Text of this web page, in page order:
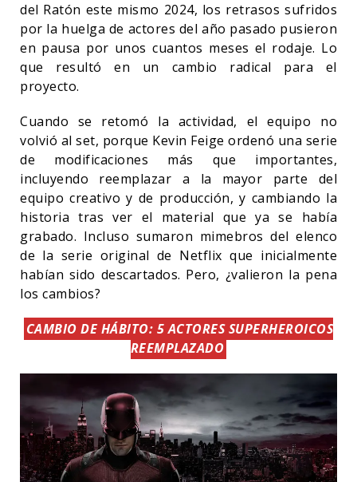
del Ratón este mismo 2024, los retrasos sufridos
por la huelga de actores del año pasado pusieron
en pausa por unos cuantos meses el rodaje. Lo
que resultó en un cambio radical para el
proyecto.
Cuando se retomó la actividad, el equipo no
volvió al set, porque Kevin Feige ordenó una serie
de modificaciones más que importantes,
incluyendo reemplazar a la mayor parte del
equipo creativo y de producción, y cambiando la
historia tras ver el material que ya se había
grabado. Incluso sumaron mimebros del elenco
de la serie original de Netflix que inicialmente
habían sido descartados. Pero, ¿valieron la pena
los cambios?
CAMBIO DE HÁBITO: 5 ACTORES SUPERHEROICOS
REEMPLAZADO